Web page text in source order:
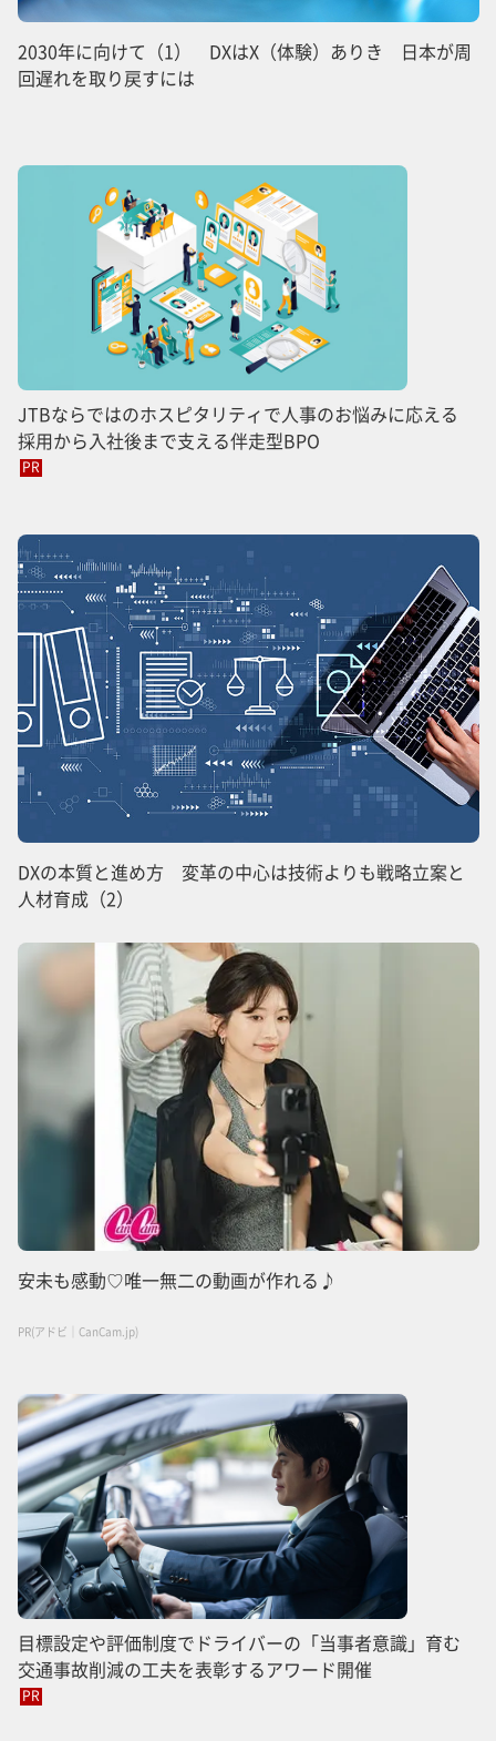
2030年に向けて（1） DXはX（体験）ありき 日本が周
回遅れを取り戻すには
JTBならではのホスピタリティで人事のお悩みに応える
採用から入社後まで支える伴走型BPO
PR
DXの本質と進め方 変革の中心は技術よりも戦略立案と
人材育成（2）
安未も感動♡唯一無二の動画が作れる♪
PR(アドビ｜CanCam.jp)
目標設定や評価制度でドライバーの「当事者意識」育む
交通事故削減の工夫を表彰するアワード開催
PR